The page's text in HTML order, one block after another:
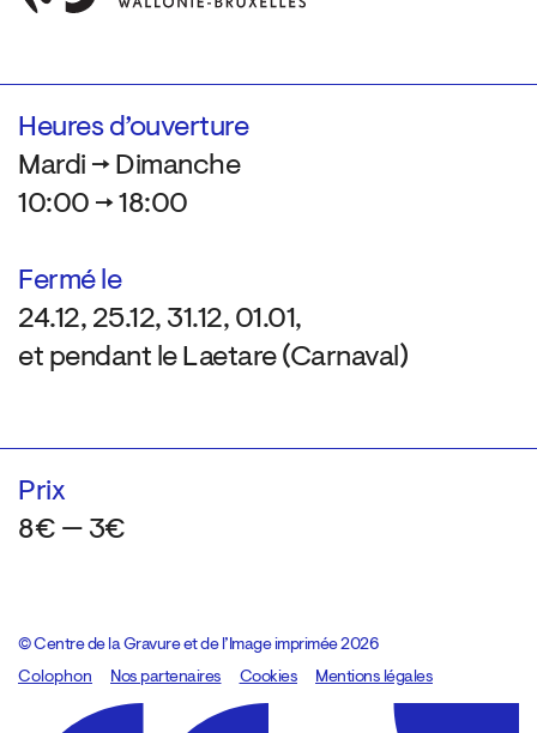
Heures d’ouverture
Mardi → Dimanche
10:00 → 18:00
Fermé le
24.12, 25.12, 31.12, 01.01,
et pendant le Laetare (Carnaval)
Prix
8€ — 3€
© Centre de la Gravure et de l’Image imprimée 2026
Colophon
Design:Marcel Kaczmarek, code:8080.studio
Nos partenaires Cookies Mentions légales